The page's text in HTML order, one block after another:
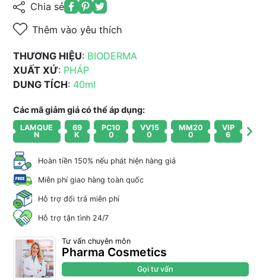
Chia sẻ
Thêm vào yêu thích
THƯƠNG HIỆU: BIODERMA
XUẤT XỨ: PHÁP
DUNG TÍCH: 40ml
Các mã giảm giá có thể áp dụng:
LAMQUE
N
69
K
PC10
0
VV15
0
MM20
0
VIP
6
Hoàn tiền 150% nếu phát hiện hàng giả
Miễn phí giao hàng toàn quốc
Hỗ trợ đổi trả miễn phí
Hỗ trợ tận tình 24/7
Tư vấn chuyên môn
Pharma Cosmetics
Gọi tư vấn